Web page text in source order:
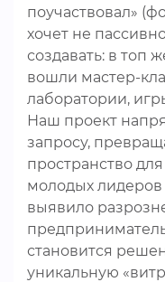
поучаствовал»
хочет не
создавать: в топ
вошли мастер-
лаборатории,
Наш проект
запросу,
пространство
молодых лидеров
выявило
становится
уникальную